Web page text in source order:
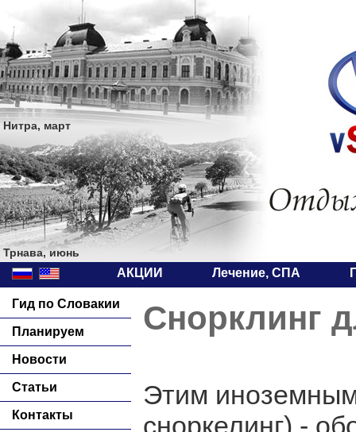
Нитра, март
Трнава, июнь
АКЦИИ Лечение, СПА
Гид по Словакии
Планируем
Новости
Статьи
Контакты
Снорклинг
Этим
сноркелинг) -